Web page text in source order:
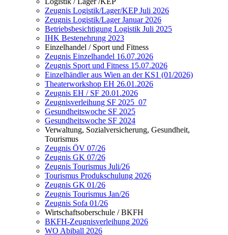
Zeugnis Logistik/Lager/KEP Juli 2026
Zeugnis Logistik/Lager Januar 2026
Betriebsbesichtigung Logistik Juli 2025
IHK Bestenehrung 2023
Einzelhandel / Sport und Fitness
Zeugnis Einzelhandel 16.07.2026
Zeugnis Sport und Fitness 15.07.2026
Einzelhändler aus Wien an der KS1 (01/2026)
Theaterworkshop EH 26.01.2026
Zeugnis EH / SF 20.01.2026
Zeugnisverleihung SF 2025_07
Gesundheitswoche SF 2025
Gesundheitswoche SF 2024
Verwaltung, Sozialversicherung, Gesundheit,
Tourismus
Zeugnis ÖV 07/26
Zeugnis GK 07/26
Zeugnis Tourismus Juli/26
Tourismus Produkschulung 2026
Zeugnis GK 01/26
Zeugnis Tourismus Jan/26
Zeugnis Sofa 01/26
Wirtschaftsoberschule / BKFH
BKFH-Zeugnisverleihung 2026
WO Abiball 2026